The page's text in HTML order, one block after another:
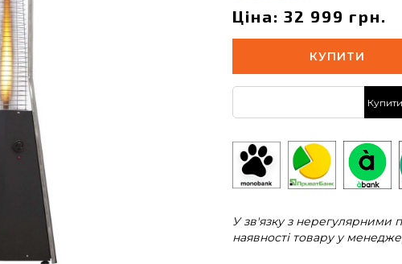
Ціна: 32 999 грн.
КУПИТИ
У зв'язку з нерегулярними
наявності товару у